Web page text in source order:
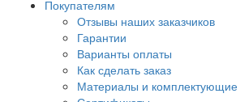
Покупателям
Отзывы наших заказчиков
Гарантии
Варианты оплаты
Как сделать заказ
Материалы и комплектующие